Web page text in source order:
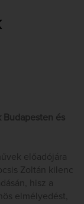
Budapesten és
előadójára
Zoltán kilenc
hisz a
elmélyedést,